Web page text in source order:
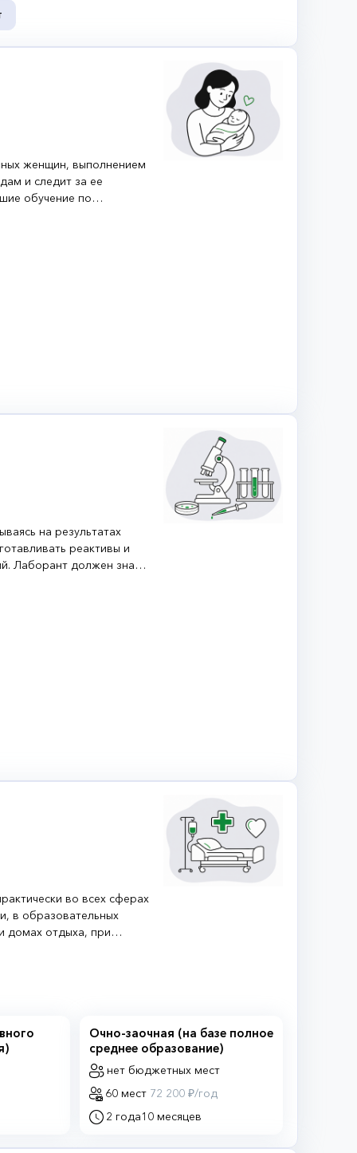
женщин, выполнением
и следит за ее
обучение по
находят работу в
на результатах
реактивы и
Лаборант должен знать
во всех сферах
в образовательных
домах отдыха, при
с доврачебной
В лечебных
ряда процедур,
Очно-заочная (на базе полное
среднее образование)
нет бюджетных мест
60 мест 72 200 ₽/год
2 года10 месяцев